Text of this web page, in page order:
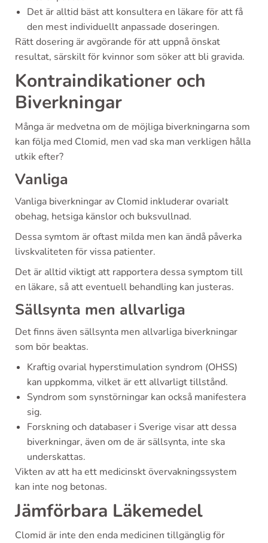
Det är alltid bäst att konsultera en läkare för att få
den mest individuellt anpassade doseringen.
Rätt dosering är avgörande för att uppnå önskat
resultat, särskilt för kvinnor som söker att bli gravida.
Kontraindikationer och
Biverkningar
Många är medvetna om de möjliga biverkningarna som
kan följa med Clomid, men vad ska man verkligen hålla
utkik efter?
Vanliga
Vanliga biverkningar av Clomid inkluderar ovarialt
obehag, hetsiga känslor och buksvullnad.
Dessa symtom är oftast milda men kan ändå påverka
livskvaliteten för vissa patienter.
Det är alltid viktigt att rapportera dessa symptom till
en läkare, så att eventuell behandling kan justeras.
Sällsynta men allvarliga
Det finns även sällsynta men allvarliga biverkningar
som bör beaktas.
Kraftig ovarial hyperstimulation syndrom (OHSS)
kan uppkomma, vilket är ett allvarligt tillstånd.
Syndrom som synstörningar kan också manifestera
sig.
Forskning och databaser i Sverige visar att dessa
biverkningar, även om de är sällsynta, inte ska
underskattas.
Vikten av att ha ett medicinskt övervakningssystem
kan inte nog betonas.
Jämförbara Läkemedel
Clomid är inte den enda medicinen tillgänglig för